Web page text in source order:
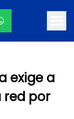
exige a
red por